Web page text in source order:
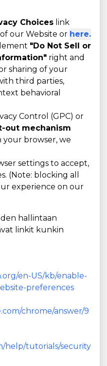
Choices link
our Website or here.
"Do Not Sell or
right and
sharing of your
third parties,
behavioral
Control (GPC) or
out mechanism
your browser, we
settings to accept,
(Note: blocking all
experience on our
hallintaan
linkit kunkin
en-US/kb/enable-
preferences
chrome/answer/9
help/tutorials/security